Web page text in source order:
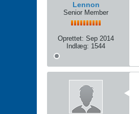
Lennon
Senior Member
Oprettet: Sep 2014
Indlæg: 1544